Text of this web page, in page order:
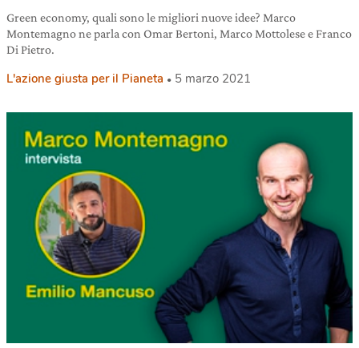
Green economy, quali sono le migliori nuove idee? Marco
Montemagno ne parla con Omar Bertoni, Marco Mottolese e Franco
Di Pietro.
L'azione giusta per il Pianeta 5 marzo 2021